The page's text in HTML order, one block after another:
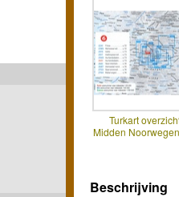
Turkart
Midden
Beschrijving